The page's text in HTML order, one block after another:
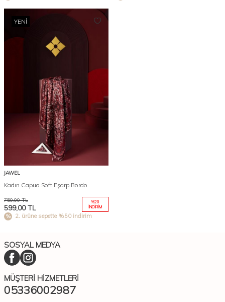
YENI
JAWEL
Kadın Capua Soft Eşarp Bordo
750,00TL
599,00TL
%20
İNDIRIM
2. ürüne sepette %50 indirim
SOSYAL MEDYA
MÜŞTERI HIZMETLERI
05336002987